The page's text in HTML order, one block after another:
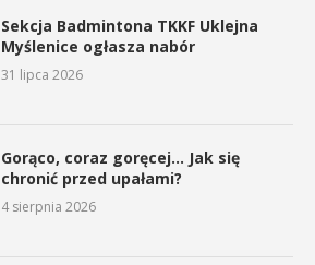
Sekcja Badmintona TKKF Uklejna
Myślenice ogłasza nabór
31 lipca 2026
Gorąco, coraz goręcej… Jak się
chronić przed upałami?
4 sierpnia 2026